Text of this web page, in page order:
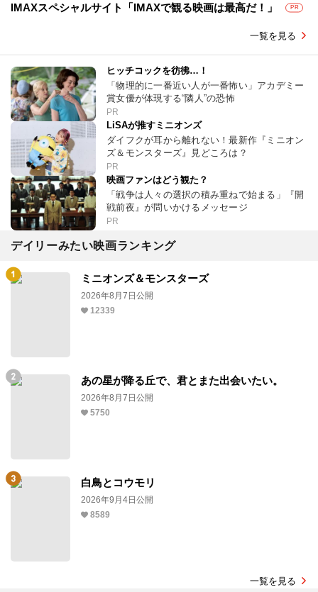
IMAXスペシャルサイト「IMAXで観る映画は最高だ！」 PR
一覧を見る
ヒッチコックを彷彿…！
「物理的に一番近い人が一番怖い」アカデミー
賞女優が体現する“隣人”の恐怖
PR
LiSAが推すミニオンズ
ダイフクが耳から離れない！最新作『ミニオン
ズ＆モンスターズ』見どころは？
PR
映画ファンはどう観た？
「戦争は人々の選択の積み重ねで始まる」『開
戦前夜』が問いかけるメッセージ
PR
デイリーみたい映画ランキング
ミニオンズ＆モンスターズ
2026年8月7日公開
12339
あの星が降る丘で、君とまた出会いたい。
2026年8月7日公開
5750
白鳥とコウモリ
2026年9月4日公開
8589
一覧を見る